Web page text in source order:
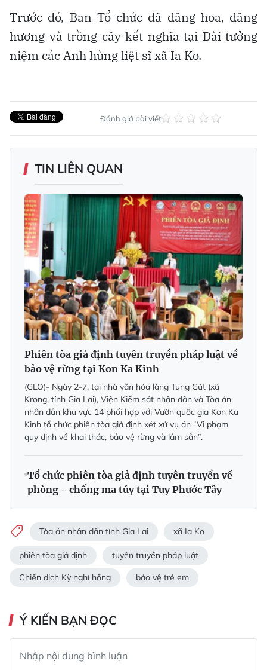
Trước đó, Ban Tổ chức đã dâng hoa, dâng
hương và trồng cây kết nghĩa tại Đài tưởng
niệm các Anh hùng liệt sĩ xã Ia Ko.
Đánh giá bài viết
TIN LIÊN QUAN
Phiên tòa giả định tuyên truyền pháp luật về
bảo vệ rừng tại Kon Ka Kinh
(GLO)- Ngày 2-7, tại nhà văn hóa làng Tung Gút (xã
Krong, tỉnh Gia Lai), Viện Kiểm sát nhân dân và Tòa án
nhân dân khu vực 14 phối hợp với Vườn quốc gia Kon Ka
Kinh tổ chức phiên tòa giả định xét xử vụ án “Vi phạm
quy định về khai thác, bảo vệ rừng và lâm sản”.
Tổ chức phiên tòa giả định tuyên truyền về
phòng - chống ma túy tại Tuy Phước Tây
Tòa án nhân dân tỉnh Gia Lai xã Ia Ko
phiên tòa giả định tuyên truyền pháp luật
Chiến dịch Kỳ nghỉ hồng bảo vệ trẻ em
Ý KIẾN BẠN ĐỌC